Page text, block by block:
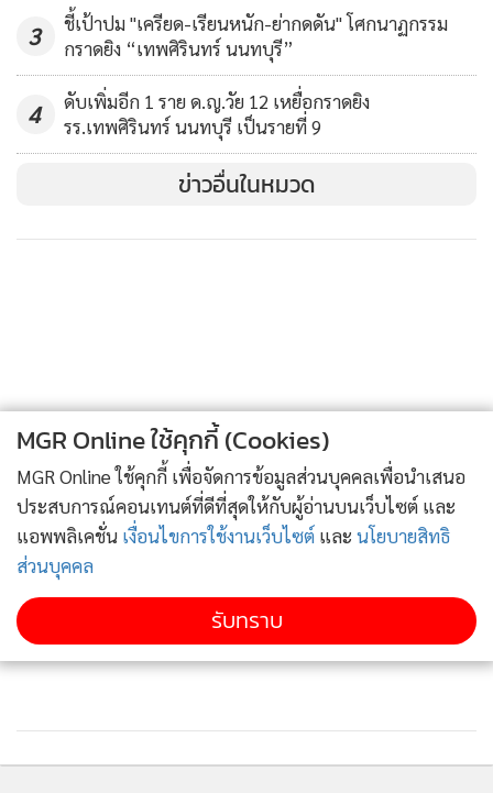
3
ชี้เป้าปม "เครียด-เรียนหนัก-ย่ากดดัน" โศกนาฏกรรม
กราดยิง “เทพศิรินทร์ นนทบุรี”
4
ดับเพิ่มอีก 1 ราย ด.ญ.วัย 12 เหยื่อกราดยิง
รร.เทพศิรินทร์ นนทบุรี เป็นรายที่ 9
ข่าวอื่นในหมวด
MGR Online ใช้คุกกี้ (Cookies)
MGR Online ใช้คุกกี้ เพื่อจัดการข้อมูลส่วนบุคคลเพื่อนำเสนอ
ประสบการณ์คอนเทนต์ที่ดีที่สุดให้กับผู้อ่านบนเว็บไซต์ และ
แอพพลิเคชั่น เงื่อนไขการใช้งานเว็บไซต์ และ นโยบายสิทธิ
ส่วนบุคคล
รับทราบ